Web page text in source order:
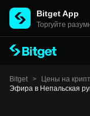
Bitget App
Торгуйте
Bitget > Цены на
Эфира в Непальская